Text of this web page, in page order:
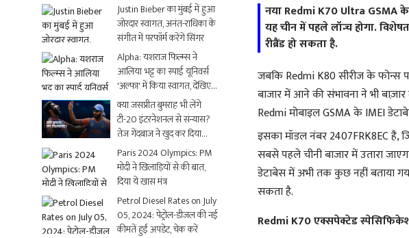
Justin Bieber का मुंबई में हुआ
जोरदार स्वागत, अनंत-राधिका के
संगीत में परफॉर्म करेंगे सिंगर
Alpha: यशराज फिल्म्स ने
आलिया भट्ट का स्पाई यूनिवर्स
'अल्फा' में किया स्वागत, देखिए
धमाकेदार Video
क्या जसप्रीत बुमराह भी लेंगे
टी-20 इंटरनेशनल से संन्यास?
तेज गेंदबाज ने खुद कर दिया
क्लियर
Paris 2024 Olympics: PM
मोदी ने खिलाड़ियों से की बात,
दिया ये खास मंत्र
Petrol Diesel Rates on July
05, 2024: पेट्रोल-डीजल की नई
कीमतें हुईं अपडेट, चेक करें
नया Redmi K70 Ultra GSMA
यह चीन में पहले लॉन्च होगा.
रीब्रैंड हो सकता है.
जबकि Redmi K80 सीरीज के फोन्स
बाजार में आने की संभावना ने भी
Redmi मोबाइल GSMA के IMEI
इसका मॉडल नंबर 2407FRK8EC है,
सबसे पहले चीनी बाजार में उतारा
डेटाबेस में अभी तक कुछ नहीं बताया
सकता है.
Redmi K70 एक्सपेक्टेड